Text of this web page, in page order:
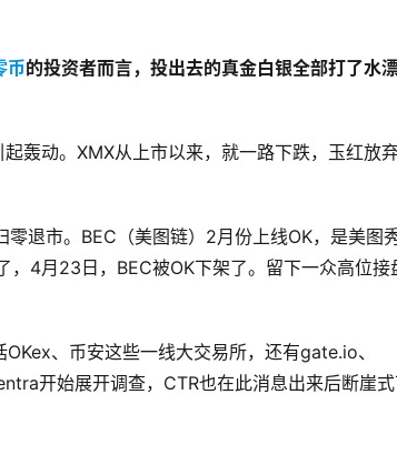
币的投资者而言，投出去的真金白银全部打了水漂
轰动。XMX从上市以来，就一路下跌，玉红放
退市。BEC（美图链）2月份上线OK，是美图
4月23日，BEC被OK下架了。留下一众高位接
、币安这些一线大交易所，还有gate.io、
开始展开调查，CTR也在此消息出来后断崖